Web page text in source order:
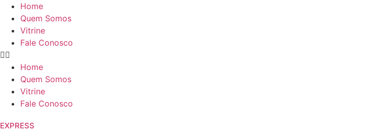
Home
Quem Somos
Vitrine
Fale Conosco
Home
Quem Somos
Vitrine
Fale Conosco
EXPRESS